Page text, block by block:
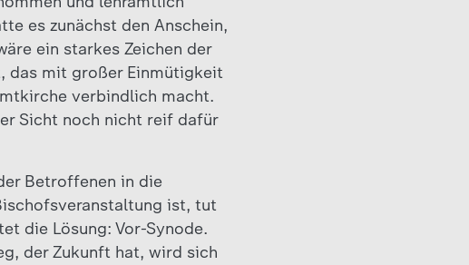
es zunächst den Anschein,
ein starkes Zeichen der
das mit großer Einmütigkeit
verbindlich macht.
Sicht noch nicht reif dafür
Betroffenen in die
ist, tut
die Lösung: Vor-Synode.
der Zukunft hat, wird sich